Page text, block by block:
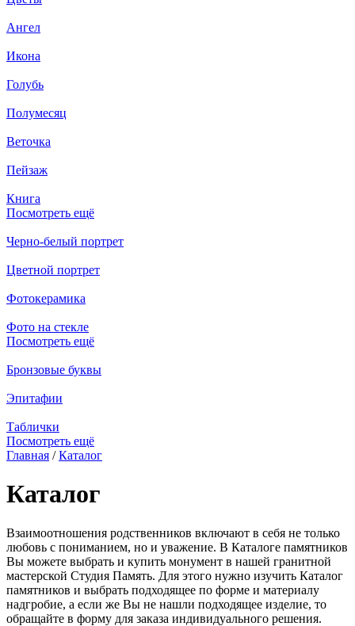
Ангел
Икона
Голубь
Полумесяц
Веточка
Пейзаж
Книга
Посмотреть ещё
Черно-белый портрет
Цветной портрет
Фотокерамика
Фото на стекле
Посмотреть ещё
Бронзовые буквы
Эпитафии
Таблички
Посмотреть ещё
Главная / Каталог
Каталог
Взаимоотношения родственников включают в себя не только
любовь с пониманием, но и уважение. В Каталоге памятников
Вы можете выбрать и купить монумент в нашей гранитной
мастерской Студия Память. Для этого нужно изучить Каталог
памятников и выбрать подходящее по форме и материалу
надгробие, а если же Вы не нашли подходящее изделие, то
обращайте в форму для заказа индивидуального решения.